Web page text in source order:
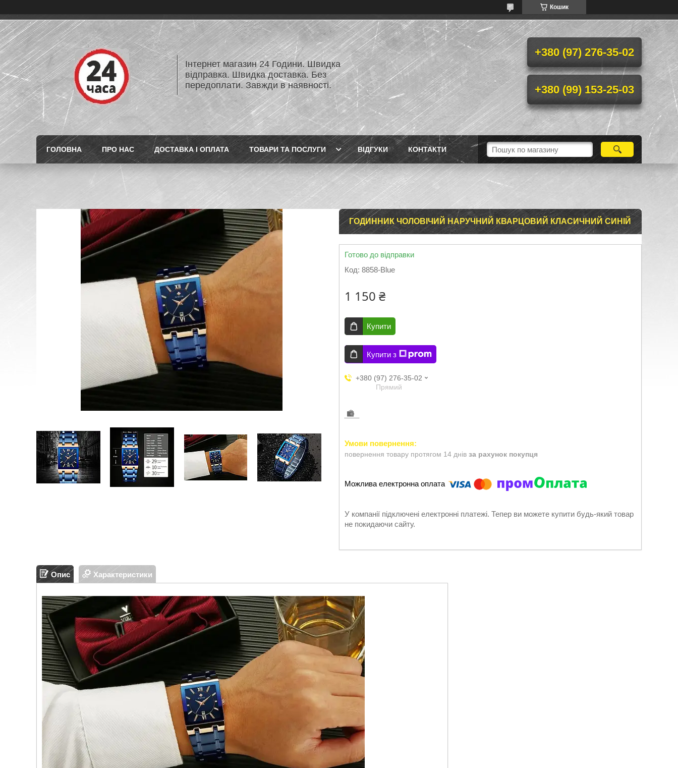
Кошик
Інтернет магазин 24 Години. Швидка
відправка. Швидка доставка. Без
передоплати. Завжди в наявності.
+380 (97) 276-35-02
+380 (99) 153-25-03
ГОЛОВНА ПРО НАС ДОСТАВКА І ОПЛАТА ТОВАРИ ТА ПОСЛУГИ ВІДГУКИ КОНТАКТИ
ГОДИННИК ЧОЛОВІЧИЙ НАРУЧНИЙ КВАРЦОВИЙ КЛАСИЧНИЙ СИНІЙ
Готово до відправки
Код: 8858-Blue
1 150 ₴
Купити
Купити з
+380 (97) 276-35-02
Прямий
повернення товару протягом 14 днів за рахунок покупця
У компанії підключені електронні платежі. Тепер ви можете купити будь-який товар
не покидаючи сайту.
Опис Характеристики